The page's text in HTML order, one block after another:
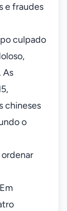
e fraudes
culpado
As
chineses
o